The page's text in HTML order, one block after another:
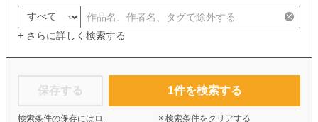
+ さらに詳しく検索する
保存する
検索条件の保存には ロ
1件を検索する
× 検索条件をクリアする